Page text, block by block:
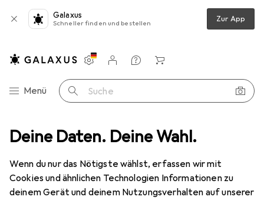
Deine Daten. Deine Wahl.
Wenn du nur das Nötigste wählst, erfassen wir mit
Cookies und ähnlichen Technologien Informationen zu
deinem Gerät und deinem Nutzungsverhalten auf unserer
Galaxus
Schneller finden und bestellen Zur App
Navigation nach Kategorien
Menü Suche
Einstellungen
Kundenkonto
Vergleichslisten
Merklisten
Warenkorb
Snapstyle Natur Teppich Wolle Berber - 4 Farben in 17 Grössen
6 Bilder